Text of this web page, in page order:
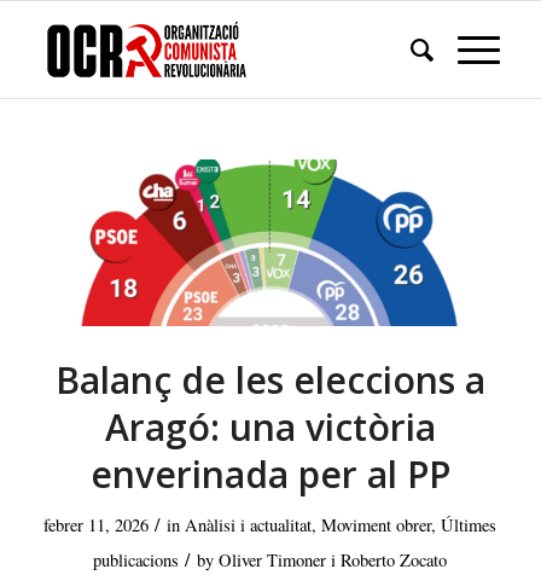
Balanç de les eleccions a
Aragó: una victòria
enverinada per al PP
febrer 11, 2026 / inAnàlisi i actualitat,Moviment obrer,Últimes
publicacions / byOliver Timoner i Roberto Zocato